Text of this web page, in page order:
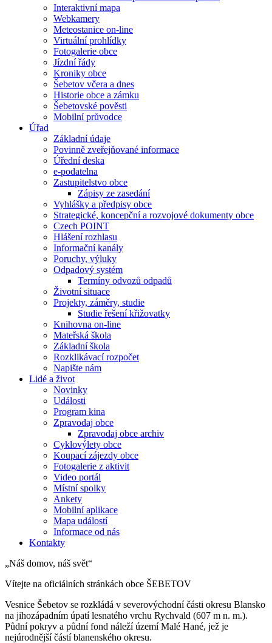
Interaktivní mapa
Webkamery
Meteostanice on-line
Virtuální prohlídky
Fotogalerie obce
Jízdní řády
Kroniky obce
Šebetov včera a dnes
Historie obce a zámku
Šebetovské pověsti
Mobilní průvodce
Úřad
Základní údaje
Povinně zveřejňované informace
Úřední deska
e-podatelna
Zastupitelstvo obce
Zápisy ze zasedání
Vyhlášky a předpisy obce
Strategické, koncepční a rozvojové dokumenty obce
Czech POINT
Hlášení rozhlasu
Informační kanály
Poruchy, výluky
Odpadový systém
Termíny odvozů odpadů
Životní situace
Projekty, záměry, studie
Studie řešení křižovatky
Knihovna on-line
Mateřská škola
Základní škola
Rozklikávací rozpočet
Napište nám
Lidé a život
Novinky
Události
Program kina
Zpravodaj obce
Zpravodaj obce archiv
Cyklovýlety obce
Koupací zájezdy obce
Fotogalerie z aktivit
Video portál
Místní spolky
Ankety
Mobilní aplikace
Mapa událostí
Informace od nás
Kontakty
„Náš domov, náš svět“
Vítejte na oficiálních stránkách obce ŠEBETOV
Vesnice Šebetov se rozkládá v severovýchodní části okresu Blansko
na jihozápadním úpatí lesnatého vrchu Rychvald (607 m n. m.).
Půdní pokryv a půdní fond náleží území Malé Hané, jež je
nejúrodnější částí blanenského okresu.